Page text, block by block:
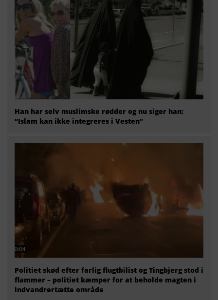
Han har selv muslimske rødder og nu siger han:
“Islam kan ikke integreres i Vesten”
Politiet skød efter farlig flugtbilist og Tingbjerg stod i
flammer – politiet kæmper for at beholde magten i
indvandrertætte område